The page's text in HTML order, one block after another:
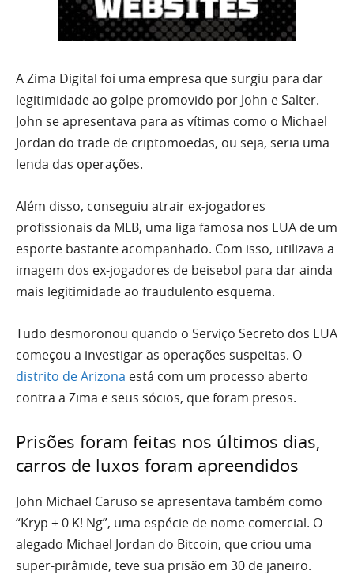
A Zima Digital foi uma empresa que surgiu para dar
legitimidade ao golpe promovido por John e Salter.
John se apresentava para as vítimas como o Michael
Jordan do trade de criptomoedas, ou seja, seria uma
lenda das operações.
Além disso, conseguiu atrair ex-jogadores
profissionais da MLB, uma liga famosa nos EUA de um
esporte bastante acompanhado. Com isso, utilizava a
imagem dos ex-jogadores de beisebol para dar ainda
mais legitimidade ao fraudulento esquema.
Tudo desmoronou quando o Serviço Secreto dos EUA
começou a investigar as operações suspeitas. O
distrito de Arizona está com um processo aberto
contra a Zima e seus sócios, que foram presos.
Prisões foram feitas nos últimos dias,
carros de luxos foram apreendidos
John Michael Caruso se apresentava também como
“Kryp + 0 K! Ng”, uma espécie de nome comercial. O
alegado Michael Jordan do Bitcoin, que criou uma
super-pirâmide, teve sua prisão em 30 de janeiro.